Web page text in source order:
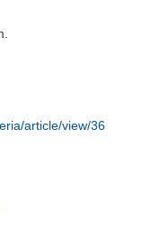
article/view/36